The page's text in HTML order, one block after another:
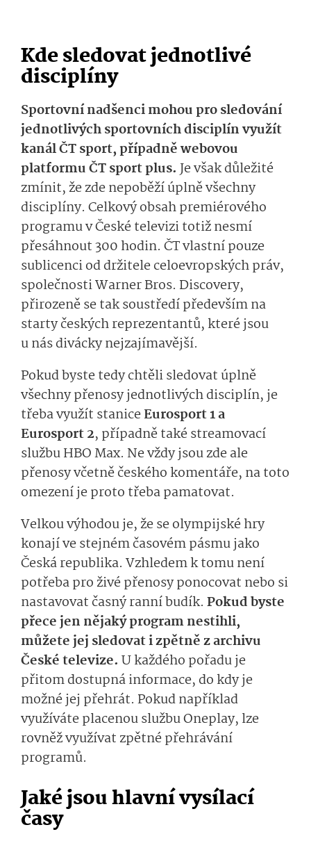
Kde sledovat jednotlivé
disciplíny
Sportovní nadšenci mohou pro sledování
jednotlivých sportovních disciplín využít
kanál ČT sport, případně webovou
platformu ČT sport plus. Je však důležité
zmínit, že zde nepoběží úplně všechny
disciplíny. Celkový obsah premiérového
programu v České televizi totiž nesmí
přesáhnout 300 hodin. ČT vlastní pouze
sublicenci od držitele celoevropských práv,
společnosti Warner Bros. Discovery,
přirozeně se tak soustředí především na
starty českých reprezentantů, které jsou
u nás divácky nejzajímavější.
Pokud byste tedy chtěli sledovat úplně
všechny přenosy jednotlivých disciplín, je
třeba využít staniceEurosport 1 a
Eurosport 2, případně také streamovací
službu HBO Max. Ne vždy jsou zde ale
přenosy včetně českého komentáře, na toto
omezení je proto třeba pamatovat.
Velkou výhodou je, že se olympijské hry
konají ve stejném časovém pásmu jako
Česká republika. Vzhledem k tomu není
potřeba pro živé přenosy ponocovat nebo si
nastavovat časný ranní budík. Pokud byste
přece jen nějaký program nestihli,
můžete jej sledovat i zpětně z archivu
České televize. U každého pořadu je
přitom dostupná informace, do kdy je
možné jej přehrát. Pokud například
využíváte placenou službu Oneplay, lze
rovněž využívat zpětné přehrávání
programů.
Jaké jsou hlavní vysílací
časy